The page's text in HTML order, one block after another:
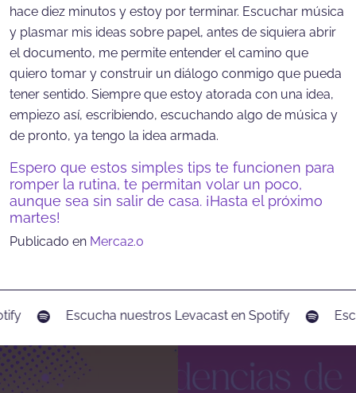
hace diez minutos y estoy por terminar. Escuchar música
y plasmar mis ideas sobre papel, antes de siquiera abrir
el documento, me permite entender el camino que
quiero tomar y construir un diálogo conmigo que pueda
tener sentido. Siempre que estoy atorada con una idea,
empiezo así, escribiendo, escuchando algo de música y
de pronto, ya tengo la idea armada.
Espero que estos simples tips te funcionen para
romper la rutina, te permitan volar un poco,
aunque sea sin salir de casa. ¡Hasta el próximo
martes!
Publicado en Merca2.0
Escucha nuestros Levacast en Spotify